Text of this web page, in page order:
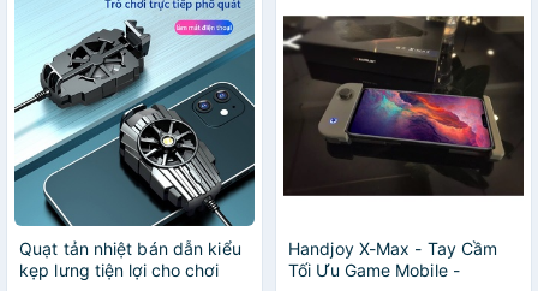
Quạt tản nhiệt bán dẫn kiểu
kẹp lưng tiện lợi cho chơi
Handjoy X-Max - Tay Cầm
Tối Ưu Game Mobile -